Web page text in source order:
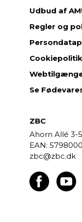
Udbud af
Regler og
Cookiepolitik
Se
ZBC
Ahorn Allé 3-5
EAN:
zbc@zbc.dk